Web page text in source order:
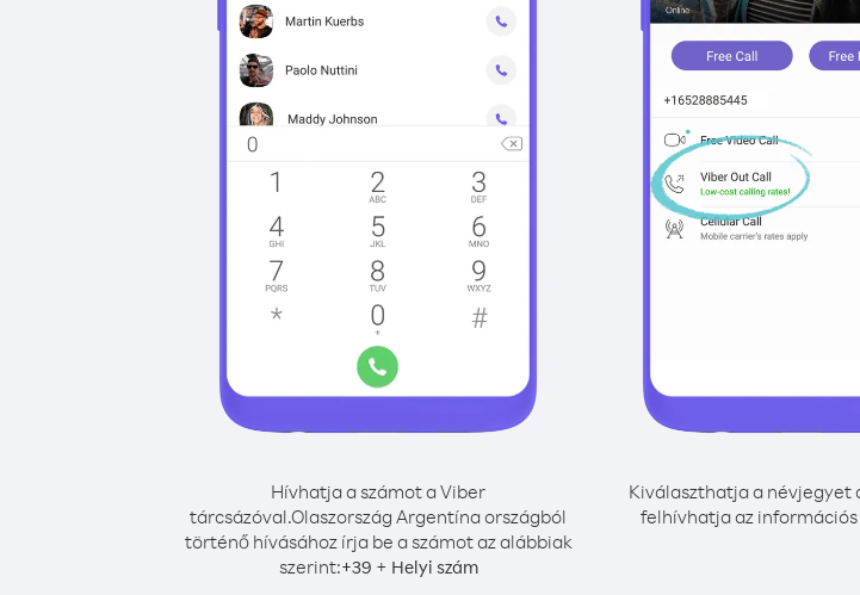
Hívhatja a számot a Viber
tárcsázóval.Olaszország Argentína országból
történő hívásához írja be a számot az alábbiak
szerint:+39 + Helyi szám
Kiválaszthatja a névjegyet
felhívhatja az